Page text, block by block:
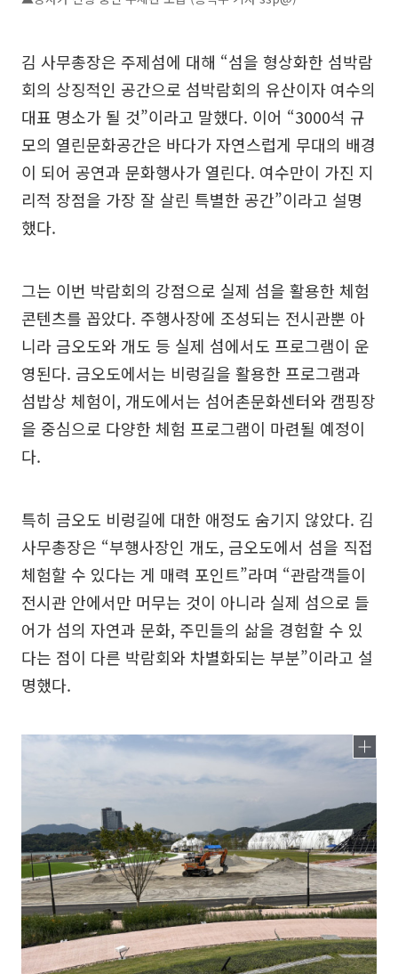
김 사무총장은 주제섬에 대해 “섬을 형상화한 섬박람
회의 상징적인 공간으로 섬박람회의 유산이자 여수의
대표 명소가 될 것”이라고 말했다. 이어 “3000석 규
모의 열린문화공간은 바다가 자연스럽게 무대의 배경
이 되어 공연과 문화행사가 열린다. 여수만이 가진 지
리적 장점을 가장 잘 살린 특별한 공간”이라고 설명
했다.
그는 이번 박람회의 강점으로 실제 섬을 활용한 체험
콘텐츠를 꼽았다. 주행사장에 조성되는 전시관뿐 아
니라 금오도와 개도 등 실제 섬에서도 프로그램이 운
영된다. 금오도에서는 비렁길을 활용한 프로그램과
섬밥상 체험이, 개도에서는 섬어촌문화센터와 캠핑장
을 중심으로 다양한 체험 프로그램이 마련될 예정이
다.
특히 금오도 비렁길에 대한 애정도 숨기지 않았다. 김
사무총장은 “부행사장인 개도, 금오도에서 섬을 직접
체험할 수 있다는 게 매력 포인트”라며 “관람객들이
전시관 안에서만 머무는 것이 아니라 실제 섬으로 들
어가 섬의 자연과 문화, 주민들의 삶을 경험할 수 있
다는 점이 다른 박람회와 차별화되는 부분”이라고 설
명했다.